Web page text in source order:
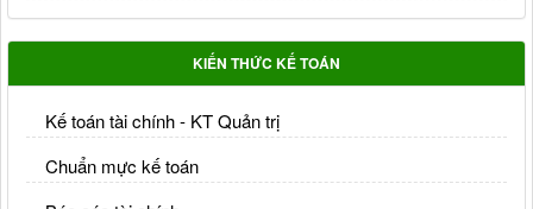
KIẾN THỨC KẾ TOÁN
Kế toán tài chính - KT Quản trị
Chuẩn mực kế toán